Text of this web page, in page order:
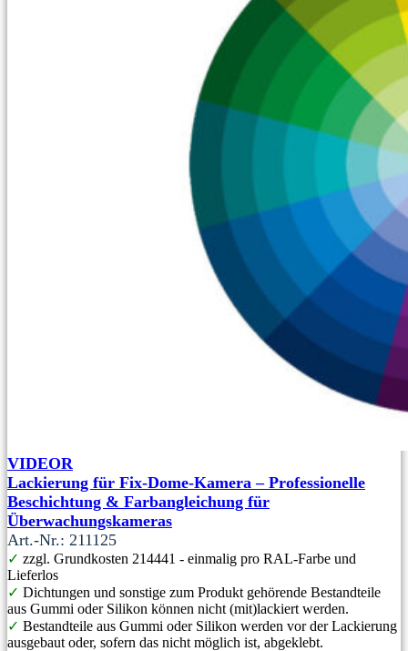
VIDEOR
Lackierung für Fix-Dome-Kamera – Professionelle
Beschichtung & Farbangleichung für
Überwachungskameras
Art.-Nr.: 211125
✓ zzgl. Grundkosten 214441 - einmalig pro RAL-Farbe und
Lieferlos
✓ Dichtungen und sonstige zum Produkt gehörende Bestandteile
aus Gummi oder Silikon können nicht (mit)lackiert werden.
✓ Bestandteile aus Gummi oder Silikon werden vor der Lackierung
ausgebaut oder, sofern das nicht möglich ist, abgeklebt.